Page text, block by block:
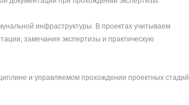
инфраструктуры. В проектах учитываем
замечания экспертизы и практическую
и управляемом прохождении проектных стадий